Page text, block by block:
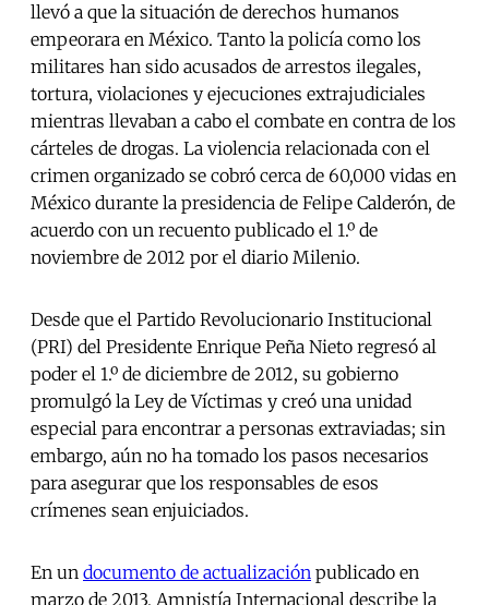
llevó a que la situación de derechos humanos
empeorara en México. Tanto la policía como los
militares han sido acusados de arrestos ilegales,
tortura, violaciones y ejecuciones extrajudiciales
mientras llevaban a cabo el combate en contra de los
cárteles de drogas. La violencia relacionada con el
crimen organizado se cobró cerca de 60,000 vidas en
México durante la presidencia de Felipe Calderón, de
acuerdo con un recuento publicado el 1.º de
noviembre de 2012 por el diario Milenio.
Desde que el Partido Revolucionario Institucional
(PRI) del Presidente Enrique Peña Nieto regresó al
poder el 1.º de diciembre de 2012, su gobierno
promulgó la Ley de Víctimas y creó una unidad
especial para encontrar a personas extraviadas; sin
embargo, aún no ha tomado los pasos necesarios
para asegurar que los responsables de esos
crímenes sean enjuiciados.
En un documento de actualización publicado en
marzo de 2013, Amnistía Internacional describe la